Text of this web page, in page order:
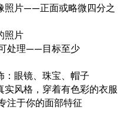
照片——正面或略微四分之
照片
处理——目标至少
：眼镜、珠宝、帽子
风格，穿着有色彩的衣服
注于你的面部特征